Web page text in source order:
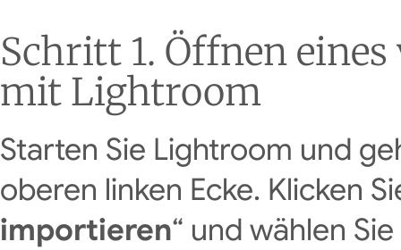
Schritt 1. Öffnen
mit Lightroom
Starten Sie Lightroom und
oberen linken Ecke. Klicken
importieren“ und wählen